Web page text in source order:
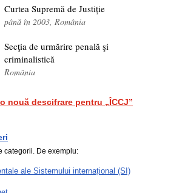
Curtea Supremă de Justiție
până în 2003, România
Secţia de urmărire penală şi
criminalistică
România
nouă descifrare pentru „ÎCCJ”
categorii. De exemplu:
ale Sistemului internațional (SI)